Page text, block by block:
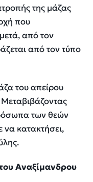
της μάζας
που
από τον
από τον τύπο
του απείρου
των θεών
να κατακτήσει,
Αναξίμανδρου